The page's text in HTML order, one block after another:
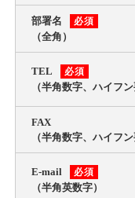
部署名 必須
（全角）
TEL 必須
（半角数字、ハイフン
FAX
（半角数字、ハイフン
E-mail 必須
（半角英数字）